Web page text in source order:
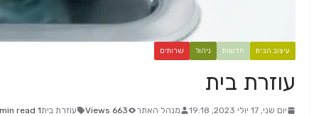
עיצוב הבית חדשות ניהול שרותים
עוזרת בית
יום שני, 17 יולי 2023, 19:18 מנהל האתר 663 Views עוזרת בית1 min read